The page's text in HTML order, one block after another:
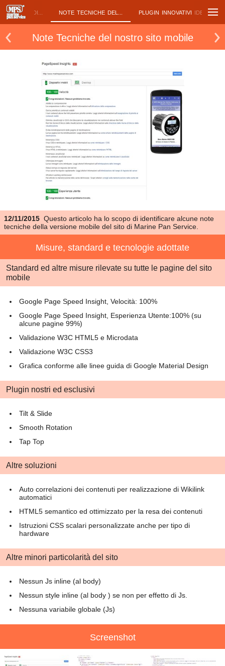
M12 GRANDI... NOTE TECNICHE DEL... PLUGIN INNOVATIVI IDEATI...
Note Tecniche del nostro sito mobile
12/11/2015 Questo articolo ha lo scopo di identificare alcune note
tecniche della versione mobile del sito di Marine Pan Service.
Misure, standard e tecnologie adottate
Standard ed altre misure rilevate su tutte le pagine del sito
mobile
Google Page Speed Insight, Velocità: 100%
Google Page Speed Insight, Esperienza Utente:100% (su
alcune pagine 99%)
Validazione W3C HTML5 e Microdata
Validazione W3C CSS3
Grafica conforme alle linee guida di Google Material Design
Plugin nostri ed esclusivi
Tilt & Slide
Smooth Rotation
Tap Top
Altre soluzioni
Auto correlazioni dei contenuti per realizzazione di Wikilink
automatici
HTML5 semantico ed ottimizzato per la resa dei contenuti
Istruzioni CSS scalari personalizzate anche per tipo di
hardware
Altre minori particolarità del sito
Nessun Js inline (al body)
Nessun style inline (al body ) se non per effetto di Js.
Nessuna variabile globale (Js)
Screenshot